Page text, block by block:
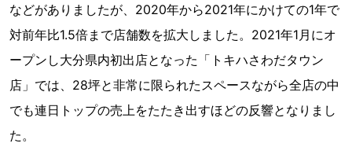
などがありましたが、2020年から2021年にかけての1年で
対前年比1.5倍まで店舗数を拡大しました。2021年1月にオ
ープンし大分県内初出店となった「トキハさわだタウン
店」では、28坪と非常に限られたスペースながら全店の中
でも連日トップの売上をたたき出すほどの反響となりまし
た。